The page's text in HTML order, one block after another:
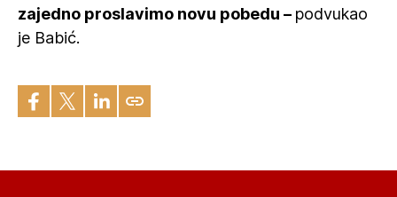
zajedno proslavimo novu pobedu – podvukao
je Babić.